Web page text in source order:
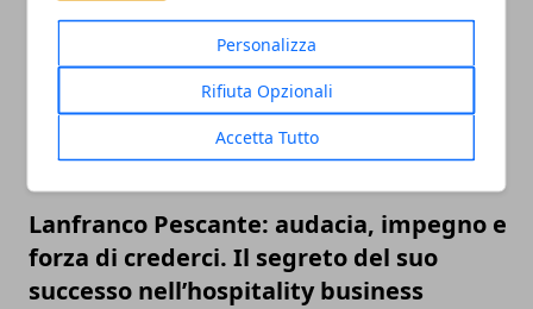
Personalizza
Rifiuta Opzionali
Accetta Tutto
Lanfranco Pescante: audacia, impegno e
forza di crederci. Il segreto del suo
successo nell’hospitality business